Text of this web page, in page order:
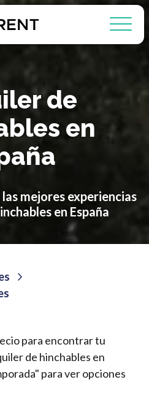
de
en
mejores experiencias
en España
para encontrar tu
de hinchables en
para ver opciones